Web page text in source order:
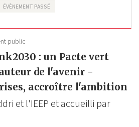
ÉVÈNEMENT PASSÉ
public
: un Pacte vert
de l'avenir -
accroître l'ambition
et l'IEEP et accueilli par